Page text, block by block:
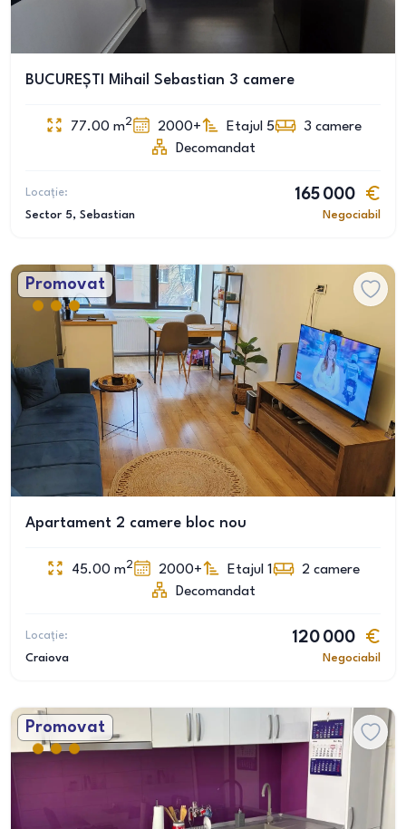
BUCUREȘTI Mihail Sebastian 3 camere
77.00 m2 2000+ Etajul 5 3 camere
Decomandat
Locație:
Sector 5, Sebastian
165 000
Negociabil
Promovat
Apartament 2 camere bloc nou
45.00 m2 2000+ Etajul 1 2 camere
Decomandat
Locație:
Craiova
120 000
Negociabil
Promovat